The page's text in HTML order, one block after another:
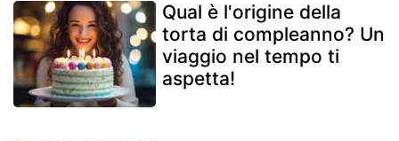
Qual è l'origine della
torta di compleanno? Un
viaggio nel tempo ti
aspetta!